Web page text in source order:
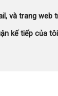
và trang web
kế tiếp của